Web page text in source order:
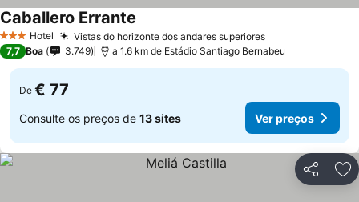
3 EstrelasHotel Vistas do horizonte dos andares superioresVer preços
Caballero Errante
7,7 Boa 3.749 a 1.6 km de Estádio Santiago Bernabeu
De € 77
Consulte os preços de 13 sites Ver preços
Partilhar